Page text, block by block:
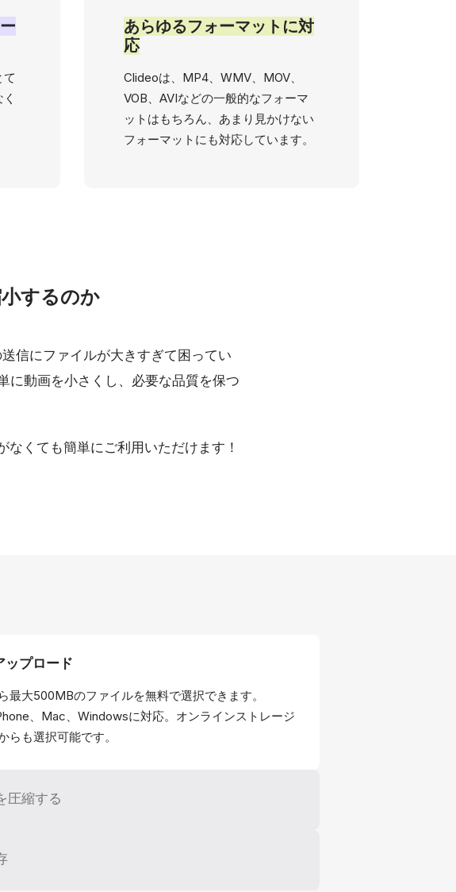
あらゆるフォーマットに対
応
Clideoは、MP4、WMV、MOV、
VOB、AVIなどの一般的なフォーマ
ットはもちろん、あまり見かけない
フォーマットにも対応しています。
するのか
信にファイルが大きすぎて困ってい
に動画を小さくし、必要な品質を保つ
くても簡単にご利用いただけます！
ップロード
最大500MBのファイルを無料で選択できます。
、Mac、Windowsに対応。オンラインストレージ
らも選択可能です。
圧縮する